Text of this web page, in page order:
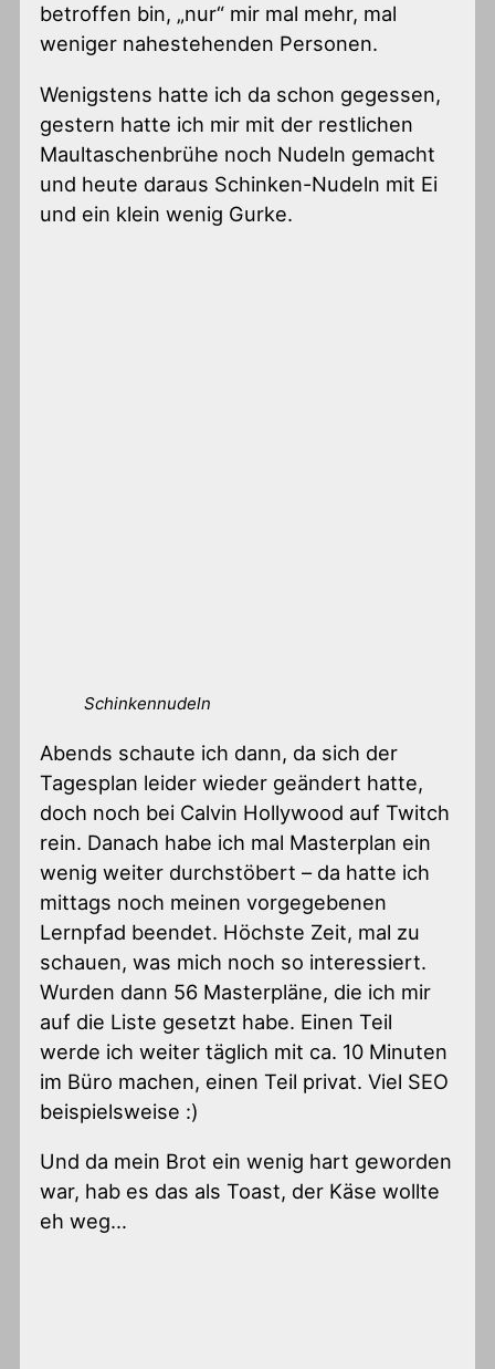
betroffen bin, „nur“ mir mal mehr, mal
weniger nahestehenden Personen.
Wenigstens hatte ich da schon gegessen,
gestern hatte ich mir mit der restlichen
Maultaschenbrühe noch Nudeln gemacht
und heute daraus Schinken-Nudeln mit Ei
und ein klein wenig Gurke.
Schinkennudeln
Abends schaute ich dann, da sich der
Tagesplan leider wieder geändert hatte,
doch noch bei Calvin Hollywood auf Twitch
rein. Danach habe ich mal Masterplan ein
wenig weiter durchstöbert – da hatte ich
mittags noch meinen vorgegebenen
Lernpfad beendet. Höchste Zeit, mal zu
schauen, was mich noch so interessiert.
Wurden dann 56 Masterpläne, die ich mir
auf die Liste gesetzt habe. Einen Teil
werde ich weiter täglich mit ca. 10 Minuten
im Büro machen, einen Teil privat. Viel SEO
beispielsweise :)
Und da mein Brot ein wenig hart geworden
war, hab es das als Toast, der Käse wollte
eh weg…